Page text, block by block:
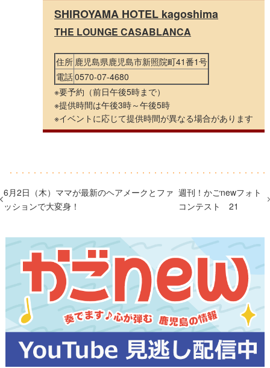
SHIROYAMA HOTEL kagoshima
THE LOUNGE CASABLANCA
住所 鹿児島県鹿児島市新照院町41番1号
電話0570-07-4680
※要予約（前日午後5時まで）
※提供時間は午後3時～午後5時
※イベントに応じて提供時間が異なる場合があります
6月2日（木）ママが最新のヘアメークとファ
ッションで大変身！
週刊！かごnewフォト
コンテスト 21